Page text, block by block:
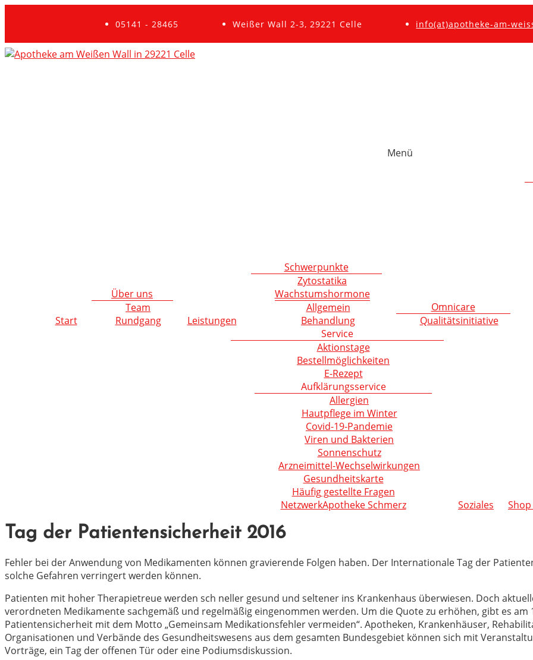
05141 - 28465 Weißer Wall 2-3, 29221 Celle info(at)apotheke-am-
Menü
Start
Über uns
Team
Rundgang
Leistungen
Schwerpunkte
Zytostatika
Wachstumshormone
Allgemein
Behandlung
Omnicare
Qualitätsinitiative
Service
Aktionstage
Bestellmöglichkeiten
E-Rezept
Aufklärungsservice
Allergien
Hautpflege im Winter
Covid-19-Pandemie
Viren und Bakterien
Sonnenschutz
Arzneimittel-Wechselwirkungen
Gesundheitskarte
Häufig gestellte Fragen
NetzwerkApotheke Schmerz
Soziales
Tag der Patientensicherheit 2016
Fehler bei der Anwendung von Medikamenten können gravierende Folgen haben. Der Internationale Tag der
solche Gefahren verringert werden können.
Patienten mit hoher Therapietreue werden sch neller gesund und seltener ins Krankenhaus überwiesen. Doch
verordneten Medikamente sachgemäß und regelmäßig eingenommen werden. Um die Quote zu erhöhen, gibt es
Patientensicherheit mit dem Motto „Gemeinsam Medikationsfehler vermeiden“. Apotheken, Krankenhäuser,
Organisationen und Verbände des Gesundheitswesens aus dem gesamten Bundesgebiet können sich mit
Vorträge, ein Tag der offenen Tür oder eine Podiumsdiskussion.